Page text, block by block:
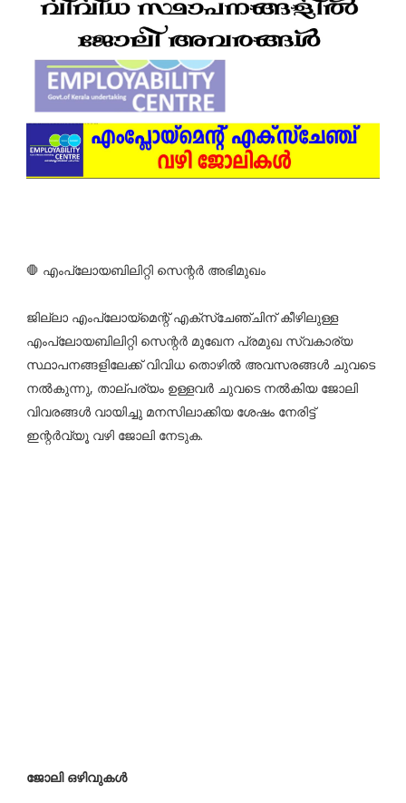
🛑 എംപ്ലോയബിലിറ്റി സെന്റര്‍ അഭിമുഖം
ജില്ലാ എംപ്ലോയ്‌മെന്റ് എക്‌സ്‌ചേഞ്ചിന് കീഴിലുള്ള
എംപ്ലോയബിലിറ്റി സെന്റര്‍ മുഖേന പ്രമുഖ സ്വകാര്യ
സ്ഥാപനങ്ങളിലേക്ക് വിവിധ തൊഴിൽ അവസരങ്ങൾ ചുവടെ
നൽകുന്നു, താല്പര്യം ഉള്ളവർ ചുവടെ നൽകിയ ജോലി
വിവരങ്ങൾ വായിച്ചു മനസിലാക്കിയ ശേഷം നേരിട്ട്
ഇന്റർവ്യൂ വഴി ജോലി നേടുക.
ജോലി ഒഴിവുകൾ